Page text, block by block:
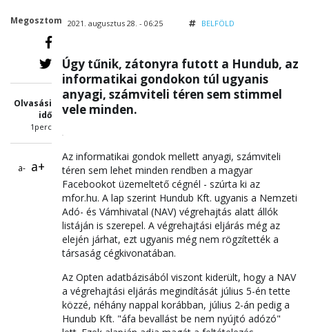
Megosztom
Olvasási
idő
1perc
a- a+
2021. augusztus 28. - 06:25 BELFÖLD
Úgy tűnik, zátonyra futott a Hundub, az
informatikai gondokon túl ugyanis
anyagi, számviteli téren sem stimmel
vele minden.
Az informatikai gondok mellett anyagi, számviteli
téren sem lehet minden rendben a magyar
Facebookot üzemeltető cégnél - szúrta ki az
mfor.hu. A lap szerint Hundub Kft. ugyanis a Nemzeti
Adó- és Vámhivatal (NAV) végrehajtás alatt állók
listáján is szerepel. A végrehajtási eljárás még az
elején járhat, ezt ugyanis még nem rögzítették a
társaság cégkivonatában.
Az Opten adatbázisából viszont kiderült, hogy a NAV
a végrehajtási eljárás megindítását július 5-én tette
közzé, néhány nappal korábban, július 2-án pedig a
Hundub Kft. "áfa bevallást be nem nyújtó adózó"